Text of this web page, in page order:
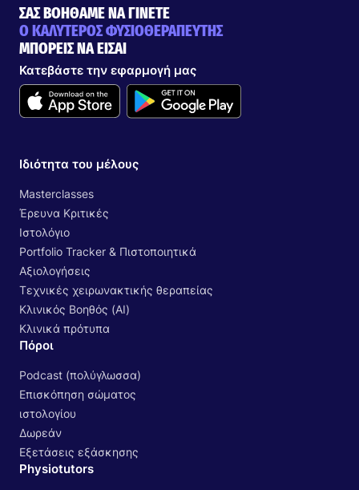
ΣΑΣ ΒΟΗΘΑΜΕ ΝΑ ΓΙΝΕΤΕ
Ο ΚΑΛΥΤΕΡΟΣ ΦΥΣΙΟΘΕΡΑΠΕΥΤΗΣ
ΜΠΟΡΕΙΣ ΝΑ ΕΙΣΑΙ
Κατεβάστε την εφαρμογή μας
Ιδιότητα του μέλους
Masterclasses
Έρευνα Κριτικές
Ιστολόγιο
Portfolio Tracker & Πιστοποιητικά
Αξιολογήσεις
Τεχνικές χειρωνακτικής θεραπείας
Κλινικός Βοηθός (AI)
Κλινικά πρότυπα
Πόροι
Podcast (πολύγλωσσα)
Επισκόπηση σώματος
ιστολογίου
Δωρεάν
Εξετάσεις εξάσκησης
Physiotutors